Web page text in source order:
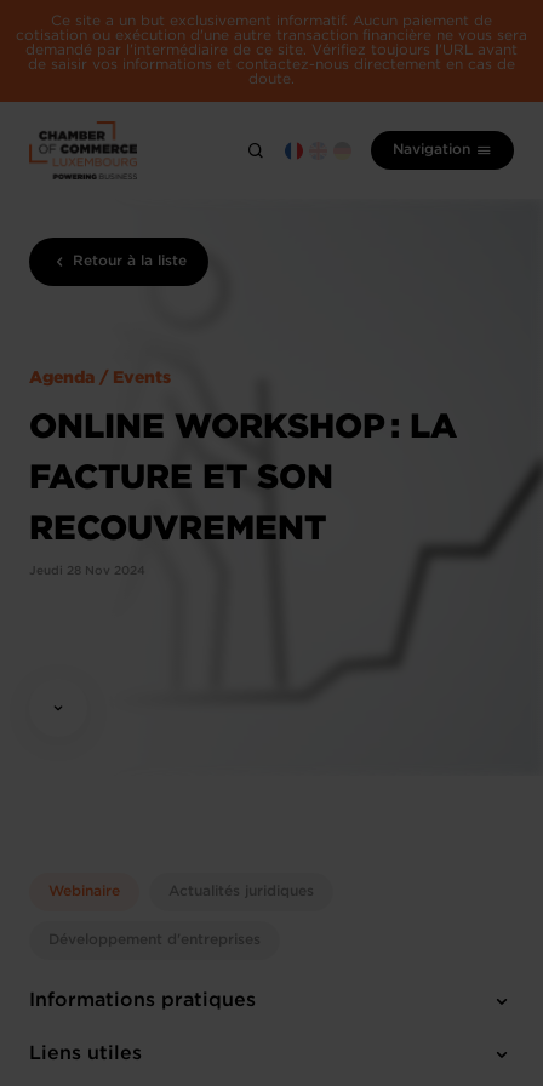
Ce site a un but exclusivement informatif. Aucun paiement de
cotisation ou exécution d'une autre transaction financière ne vous sera
demandé par l'intermédiaire de ce site. Vérifiez toujours l'URL avant
de saisir vos informations et contactez-nous directement en cas de
doute.
Navigation
Retour à la liste
Agenda / Events
ONLINE WORKSHOP : LA
FACTURE ET SON
RECOUVREMENT
Jeudi 28 Nov 2024
Webinaire Actualités juridiques
Développement d'entreprises
Informations pratiques
Jeudi 28 Nov 2024
Liens utiles